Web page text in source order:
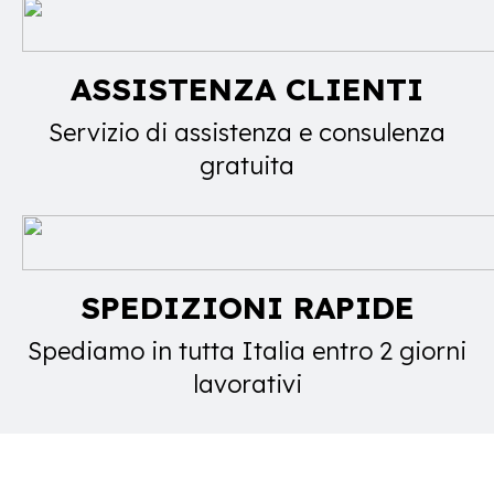
ASSISTENZA CLIENTI
Servizio di assistenza e consulenza
gratuita
SPEDIZIONI RAPIDE
Spediamo in tutta Italia entro 2 giorni
lavorativi